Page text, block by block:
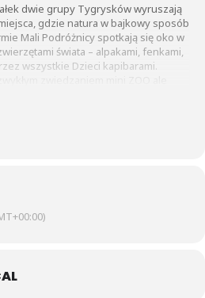
dwie grupy Tygrysków wyruszają
gdzie natura w bajkowy sposób
Mali Podróżnicy spotkają się oko w
świata – alpakami, fenkami,
wszystkie Dzieci kapibarami.
kreatywne warsztaty
Magiczne drzewo z mchu ”.